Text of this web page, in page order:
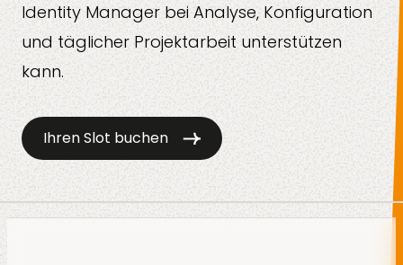
Identity Manager bei Analyse, Konfiguration
und täglicher Projektarbeit unterstützen
kann.
Ihren Slot buchen